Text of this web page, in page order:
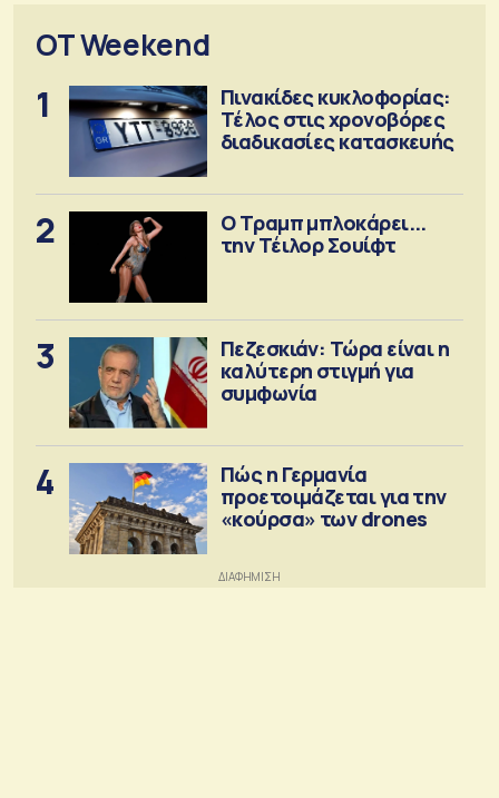
OT Weekend
1
Πινακίδες κυκλοφορίας:
Τέλος στις χρονοβόρες
διαδικασίες κατασκευής
2
Ο Τραμπ μπλοκάρει...
την Τέιλορ Σουίφτ
3
Πεζεσκιάν: Τώρα είναι η
καλύτερη στιγμή για
συμφωνία
4
Πώς η Γερμανία
προετοιμάζεται για την
«κούρσα» των drones